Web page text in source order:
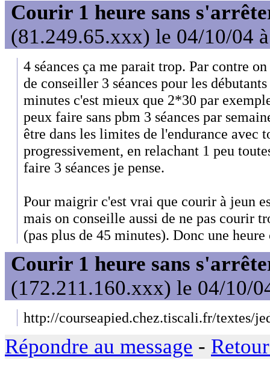
Courir 1 heure sans
(81.249.65.xxx) le 04/10/04
4 séances ça me parait trop. Par contre
de conseiller 3 séances pour les
minutes c'est mieux que 2*30 par
peux faire sans pbm 3 séances par
être dans les limites de l'endurance avec
progressivement, en relachant 1 peu
faire 3 séances je pense.
Pour maigrir c'est vrai que courir à jeun
mais on conseille aussi de ne pas courir
(pas plus de 45 minutes). Donc une
Courir 1 heure sans
(172.211.160.xxx) le 04/10/
http://courseapied.chez.tiscali.fr/textes/
Répondre au message -